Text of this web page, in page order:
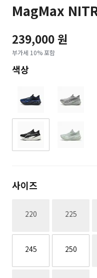
MagMax
239,000 원
부가세 10% 포함
색상
사이즈
220재고없음 225재고없음
245 250